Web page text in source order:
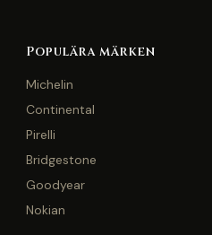
Populära märken
Michelin
Continental
Pirelli
Bridgestone
Goodyear
Nokian